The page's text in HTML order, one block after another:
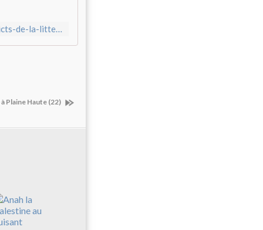
https://www.actualitte.com/article/culture-arts-lettres/les-addicts-de-la-litterature-noire-se-donnent-rendez-vous-a-frontignan/94598
Plaine Haute (22)